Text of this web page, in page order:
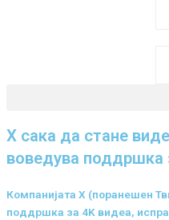
X сака да стане
воведува
Компанијата X (поранешен
поддршка за 4K видеа,